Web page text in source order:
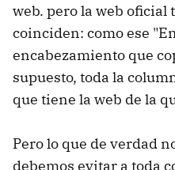
web. pero la web oficial
coinciden: como ese
encabezamiento que
supuesto, toda la
que tiene la web de la
Pero lo que de verdad
debemos evitar a toda